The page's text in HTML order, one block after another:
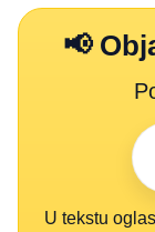
📢
U tekstu